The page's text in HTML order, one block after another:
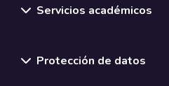
Servicios académicos
Protección de datos